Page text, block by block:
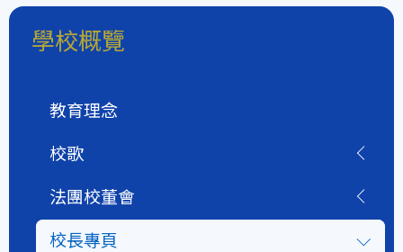
學校概覽
教育理念
校歌
法團校董會
校長專頁